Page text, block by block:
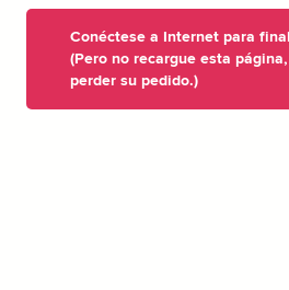
Conéctese a Internet para
(Pero no recargue esta
perder su pedido.)